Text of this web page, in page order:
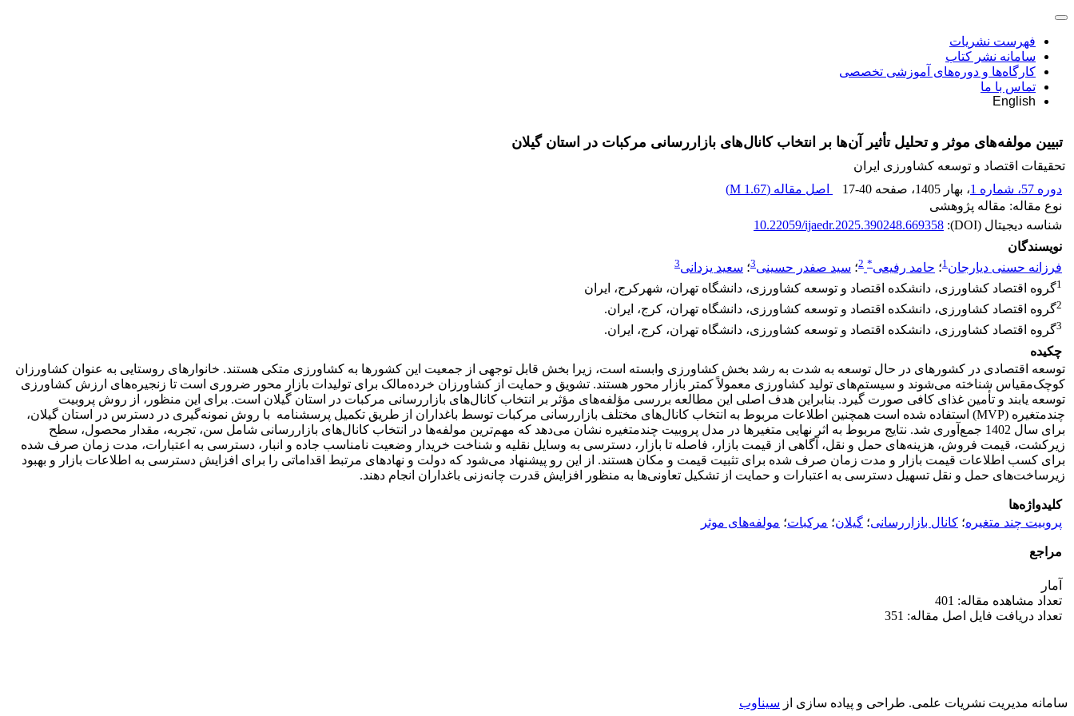
فهرست نشریات
سامانه نشر کتاب
کارگاه‌ها و دوره‌های آموزشی تخصصی
تماس با ما
English
تبیین مولفه‌های موثر و تحلیل تأثیر آن‌ها بر انتخاب کانال‌های بازاررسانی مرکبات در استان گیلان
تحقیقات اقتصاد و توسعه کشاورزی ایران
دوره 57، شماره 1
، بهار 1405 ، صفحه 17-40 اصل مقاله (1.67 M
)
نوع مقاله: مقاله پژوهشی
شناسه دیجیتال (DOI):
10.22059/ijaedr.2025.390248.669358
نویسندگان
فرزانه حسنی دیارجان1؛ حامد رفیعی*
2؛ سید صفدر حسینی3؛ سعید یزدانی3
1گروه اقتصاد کشاورزی، دانشکده اقتصاد و توسعه کشاورزی، دانشگاه تهران، شهرکرج، ایران
2گروه اقتصاد کشاورزی، دانشکده اقتصاد و توسعه کشاورزی، دانشگاه تهران، کرج، ایران.
3گروه اقتصاد کشاورزی، دانشکده اقتصاد و توسعه کشاورزی، دانشگاه تهران، کرج، ایران.
چکیده
توسعه اقتصادی در کشورهای در حال توسعه به شدت به رشد بخش کشاورزی وابسته است، زیرا بخش قابل توجهی از جمعیت این کشورها به کشاورزی متکی هستند. خانوارهای روستایی به عنوان کشاورزان
کوچک‌مقیاس شناخته می‌شوند و سیستم‌های تولید کشاورزی معمولاً کمتر بازار محور هستند. تشویق و حمایت از کشاورزان خرده‌مالک برای تولیدات بازار محور ضروری است تا زنجیره‌های ارزش کشاورزی
توسعه یابند و تأمین غذای کافی صورت گیرد. بنابراین هدف اصلی این مطالعه بررسی مؤلفه‌های مؤثر بر انتخاب کانال‌های بازاررسانی مرکبات در استان گیلان است. برای این منظور، از روش پروبیت
چندمتغیره (MVP) استفاده شده است همچنین اطلاعات مربوط به انتخاب کانال‌های مختلف بازاررسانی مرکبات توسط باغداران از طریق تکمیل پرسشنامه با روش نمونه‌گیری در دسترس در استان گیلان،
برای سال 1402 جمع‌آوری شد. نتایج مربوط به اثر نهایی متغیرها در مدل پروبیت چندمتغیره نشان می‌دهد که مهم‌ترین مولفه‌ها در انتخاب کانال‌های بازاررسانی شامل سن، تجربه، مقدار محصول، سطح
زیرکشت، قیمت فروش، هزینه‌های حمل و نقل، آگاهی از قیمت بازار، فاصله تا بازار، دسترسی به وسایل نقلیه و شناخت خریدار وضعیت نامناسب جاده و انبار، دسترسی به اعتبارات، مدت زمان صرف شده
برای کسب اطلاعات قیمت بازار و مدت زمان صرف شده برای تثبیت قیمت و مکان هستند. از این رو پیشنهاد می‌شود که دولت و نهادهای مرتبط اقداماتی را برای افزایش دسترسی به اطلاعات بازار و بهبود
زیرساخت‌های حمل و نقل تسهیل دسترسی به اعتبارات و حمایت از تشکیل تعاونی‌ها به منظور افزایش قدرت چانه‌زنی باغداران انجام دهند.
کلیدواژه‌ها
پروبیت چند متغیره؛ کانال بازاررسانی؛ گیلان؛ مرکبات؛ مولفه‌های موثر
مراجع
آمار
تعداد مشاهده مقاله: 401
تعداد دریافت فایل اصل مقاله: 351
سامانه مدیریت نشریات علمی. طراحی و پیاده سازی از سیناوب